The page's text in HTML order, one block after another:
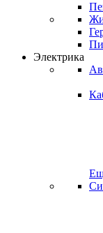
Электрика